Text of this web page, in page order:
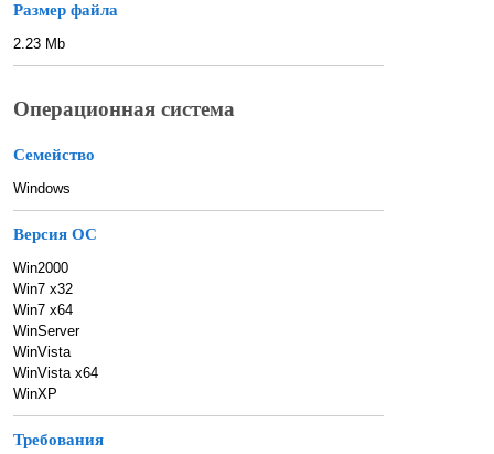
Размер файла
2.23 Mb
Операционная система
Семейство
Windows
Версия ОС
Win2000
Win7 x32
Win7 x64
WinServer
WinVista
WinVista x64
WinXP
Требования